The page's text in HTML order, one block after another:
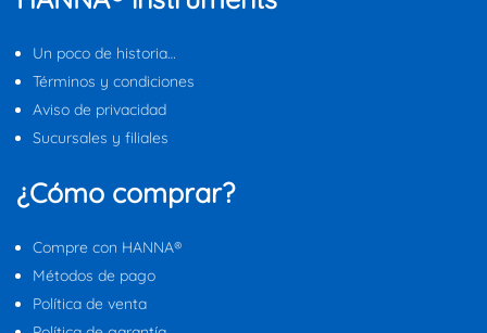
Un poco de historia…
Términos y condiciones
Aviso de privacidad
Sucursales y filiales
¿Cómo comprar?
Compre con HANNA®
Métodos de pago
Política de venta